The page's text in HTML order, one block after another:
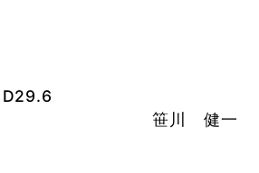
笹川 健一